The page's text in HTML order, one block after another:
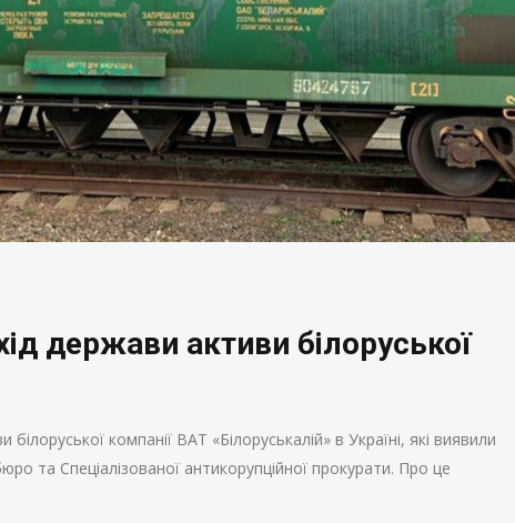
держави активи білоруської
компанії ВАТ «Білоруськалій» в Україні, які виявили
та Спеціалізованої антикорупційної прокурати. Про це